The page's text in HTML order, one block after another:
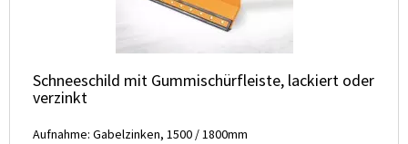
Schneeschild mit Gummischürfleiste, lackiert oder
verzinkt
Aufnahme: Gabelzinken, 1500 / 1800mm